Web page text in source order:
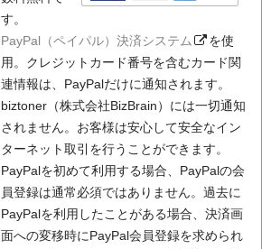
す。
PayPal（ペイパル）決済システム
を使
用。クレジットカード番号を含むカード関
連情報は、PayPalだけに通知されます。
biztoner（株式会社BizBrain）には一切通知
されません。お客様は安心して安全なイン
ターネット取引を行うことができます。
PayPalを初めて利用する場合、PayPalの会
員登録は通常必須ではありません。過去に
PayPalを利用したことがある場合、決済画
面への変移時にPayPal会員登録を求められ